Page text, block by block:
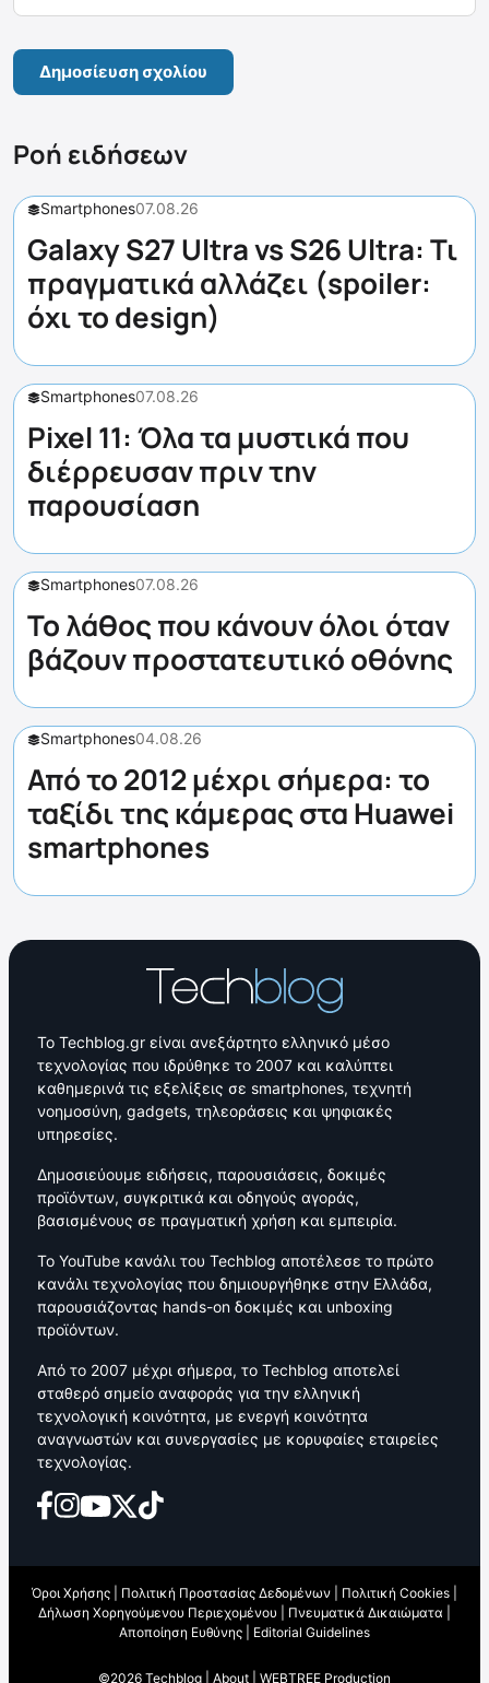
Ροή ειδήσεων
Smartphones07.08.26
Galaxy S27 Ultra vs S26 Ultra: Τι
πραγματικά αλλάζει (spoiler:
όχι το design)
Smartphones07.08.26
Pixel 11: Όλα τα μυστικά που
διέρρευσαν πριν την
παρουσίαση
Smartphones07.08.26
Το λάθος που κάνουν όλοι όταν
βάζουν προστατευτικό οθόνης
Smartphones04.08.26
Από το 2012 μέχρι σήμερα: το
ταξίδι της κάμερας στα Huawei
smartphones
Το Techblog.gr είναι ανεξάρτητο ελληνικό μέσο
τεχνολογίας που ιδρύθηκε το 2007 και καλύπτει
καθημερινά τις εξελίξεις σε smartphones, τεχνητή
νοημοσύνη, gadgets, τηλεοράσεις και ψηφιακές
υπηρεσίες.
Δημοσιεύουμε ειδήσεις, παρουσιάσεις, δοκιμές
προϊόντων, συγκριτικά και οδηγούς αγοράς,
βασισμένους σε πραγματική χρήση και εμπειρία.
Το YouTube κανάλι του Techblog αποτέλεσε το πρώτο
κανάλι τεχνολογίας που δημιουργήθηκε στην Ελλάδα,
παρουσιάζοντας hands-on δοκιμές και unboxing
προϊόντων.
Από το 2007 μέχρι σήμερα, το Techblog αποτελεί
σταθερό σημείο αναφοράς για την ελληνική
τεχνολογική κοινότητα, με ενεργή κοινότητα
αναγνωστών και συνεργασίες με κορυφαίες εταιρείες
τεχνολογίας.
Όροι Χρήσης Πολιτική Προστασίας Δεδομένων Πολιτική Cookies
Δήλωση Χορηγούμενου Περιεχομένου
Πνευματικά Δικαιώματα
Αποποίηση Ευθύνης
Editorial Guidelines
©2026 Techblog | About WEBTREE Production